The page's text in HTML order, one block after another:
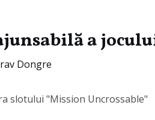
a
Dongre
slotului "Mission Uncrossable"